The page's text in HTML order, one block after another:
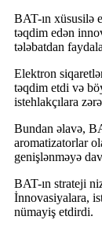
BAT-ın xüsusilə
təqdim edən
tələbatdan
Elektron
təqdim etdi və
istehlakçılara
Bundan əlavə,
aromatizatorlar
genişlənməyə
BAT-ın strateji
İnnovasiyalara,
nümayiş etdirdi.